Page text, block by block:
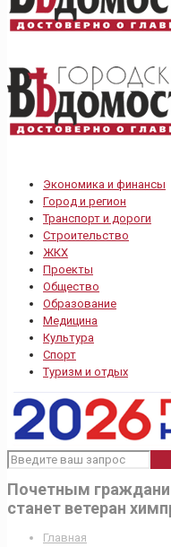
Экономика и финансы
Город и регион
Транспорт и дороги
Строительство
ЖКХ
Проекты
Общество
Образование
Медицина
Культура
Спорт
Туризм и отдых
Почетным
станет ветеран
Главная